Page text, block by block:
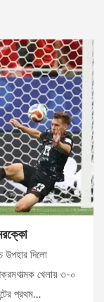
উপহার দিলো
খেলায় ৩-০
প্রথম…